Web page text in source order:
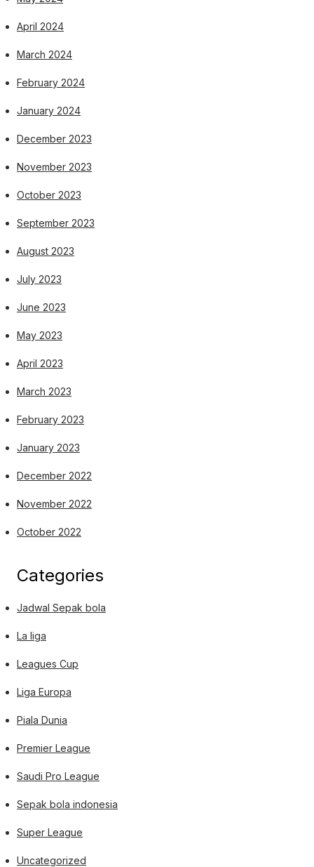
April 2024
March 2024
February 2024
January 2024
December 2023
November 2023
October 2023
September 2023
August 2023
July 2023
June 2023
May 2023
April 2023
March 2023
February 2023
January 2023
December 2022
November 2022
October 2022
Categories
Jadwal Sepak bola
La liga
Leagues Cup
Liga Europa
Piala Dunia
Premier League
Saudi Pro League
Sepak bola indonesia
Super League
Uncategorized